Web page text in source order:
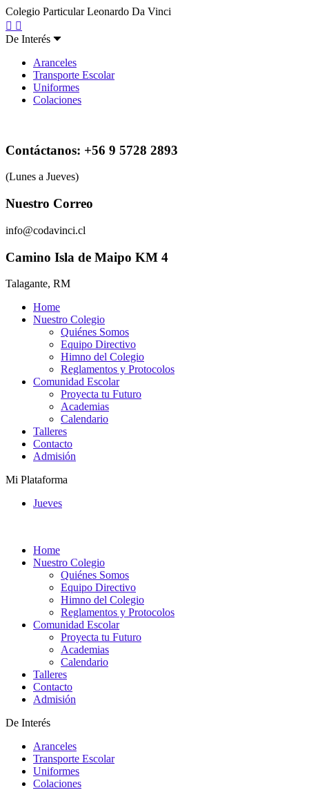
Colegio Particular Leonardo Da Vinci
De Interés
Aranceles
Transporte Escolar
Uniformes
Colaciones
Contáctanos: +56 9 5728 2893
(Lunes a Jueves)
Nuestro Correo
info@codavinci.cl
Camino Isla de Maipo KM 4
Talagante, RM
Home
Nuestro Colegio
Quiénes Somos
Equipo Directivo
Himno del Colegio
Reglamentos y Protocolos
Comunidad Escolar
Proyecta tu Futuro
Academias
Calendario
Talleres
Contacto
Admisión
Mi Plataforma
Jueves
Home
Nuestro Colegio
Quiénes Somos
Equipo Directivo
Himno del Colegio
Reglamentos y Protocolos
Comunidad Escolar
Proyecta tu Futuro
Academias
Calendario
Talleres
Contacto
Admisión
De Interés
Aranceles
Transporte Escolar
Uniformes
Colaciones